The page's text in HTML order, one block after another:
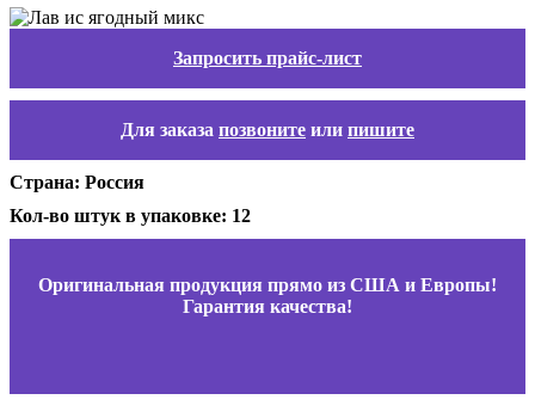
Запросить прайс-лист
Для заказа позвоните или пишите
Страна: Россия
Кол-во штук в упаковке: 12
Оригинальная продукция прямо из США и Европы!
Гарантия качества!